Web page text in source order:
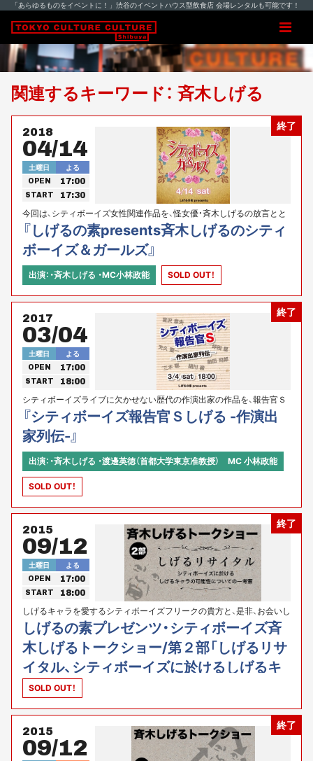
「あらゆるものをイベントに！」渋谷のイベントハウス型飲食店 会場レンタルも可能です！
関連するキーワード： 斉木しげる
終了
2018
04/14
土曜日 よる
OPEN 17:00
START 17:30
今回は、シティボーイズ女性関連作品を、怪女優・斉木しげるの放言とと
もに観賞いたしましょう！ 乞うご期待！
『しげるの素presents斉木しげるのシティ
ボーイズ＆ガールズ』
出演：・斉木しげる ・MC小林政能 SOLD OUT！
終了
2017
03/04
土曜日 よる
OPEN 17:00
START 18:00
シティボーイズライブに欠かせない歴代の作演出家の作品を、報告官Ｓ
＝斉木しげるの放言とともに観賞いたしましょう！
『シティボーイズ報告官Ｓしげる -作演出
家列伝-』
出演：・斉木しげる ・渡邊英徳（首都大学東京准教授） MC 小林政能
SOLD OUT！
終了
2015
09/12
土曜日 よる
OPEN 17:00
START 18:00
しげるキャラを愛するシティボーイズフリークの貴方と、是非、お会いし
たい！
しげるの素プレゼンツ・シティボーイズ斉
木しげるトークショー/第２部「しげるリサ
イタル、シティボーイズに於けるしげるキ
ャラの可能性についての一考察」
SOLD OUT！
終了
2015
09/12